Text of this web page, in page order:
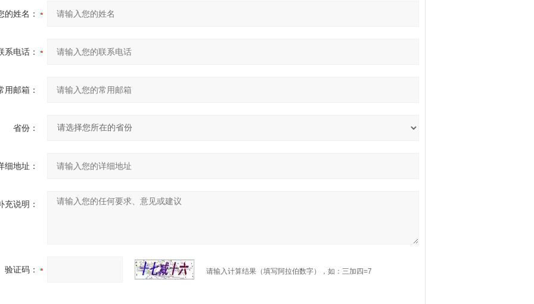
的姓名：
系电话：
用邮箱：
省份：
细地址：
充说明：
验证码： 请输入计算结果（填写阿拉伯数字），如：三加四=7